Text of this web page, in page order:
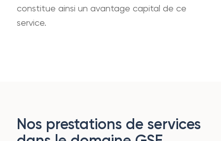
constitue ainsi un avantage capital de ce
service.
Nos prestations de services